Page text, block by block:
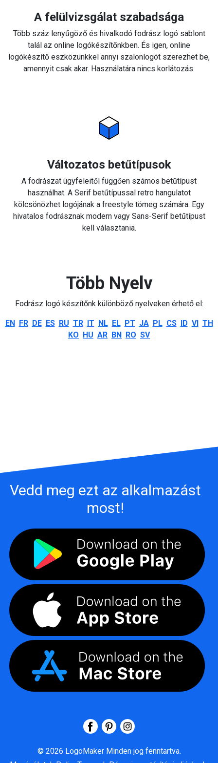
A felülvizsgálat szabadsága
Több száz lenyűgöző és hivalkodó fodrász logó sablont
talál az online logókészítőnkben. És igen, online
logókészítő eszközünkkel annyi szalonlogót szerezhet be,
amennyit csak akar. Használatára nincs korlátozás.
Változatos betűtípusok
A fodrászat ügyfeleitől függően számos betűtípust
használhat. A Serif betűtípussal retro hangulatot
kölcsönözhet logójának a freestyle tömeg számára. Egy
hivatalos fodrásznak modern vagy Sans-Serif betűtípust
kell választania.
Több Nyelv
Fodrász logó készítőnk különböző nyelveken érhető el:
EN FR DE ES RU TR IT NL EL PT JA PL CS ID VI TH
KO HU AR BN RO SV
Vedd meg ezt az alkalmazást
most!
© 2026 LogoMaker Minden jog fenntartva.